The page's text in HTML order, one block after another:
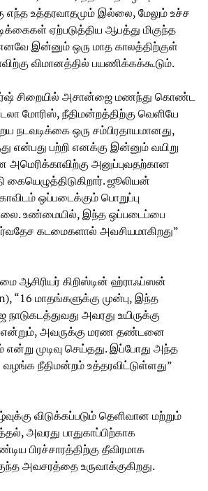
உத்தரவாதமும் இல்லை, மேலும் உச்ச
ஏற்படுத்திய ஆபத்து மிகுந்த
இன்னும் ஒரு மாத காலத்திற்குள்
விமானத்தில் பயணிக்கக்கூடும்.
சிறையில் அசான்ஜை மணந்து கொண்ட
மோரிஸ், நீதிமன்றத்திற்கு வெளியே
நடவடிக்கை ஒரு சம்பிரதாயமானது,
பற்றி எனக்கு இன்னும் வயிறு
அமெரிக்காவிற்கு அனுப்புவதற்கான
கையெழுத்திடுகிறார். ஜூலியன்
ஒப்படைக்கும் பொறுப்பு
உண்மையில், இந்த ஒப்படைப்பை
கடமைகளால் அவசியமாகிறது”
ஆசிரியர் கிறிஸ்டின் ஹ்ராஃப்ஸன்
“16 மாதங்களுக்கு முன்பு, இந்த
அவரது உயிருக்கு
என்றும், அவருக்கு மரண தண்டனை
என்று முடிவு செய்தது. இப்போது அந்த
நீதிமன்றம் உத்தரவிட்டுள்ளது”
விடுக்கப்படும் தெளிவான மற்றும்
அவரது பாதுகாப்பிற்காக
பிரச்சாரத்திற்கு தீவிரமாக
அவசரத்தை உருவாக்குகிறது.